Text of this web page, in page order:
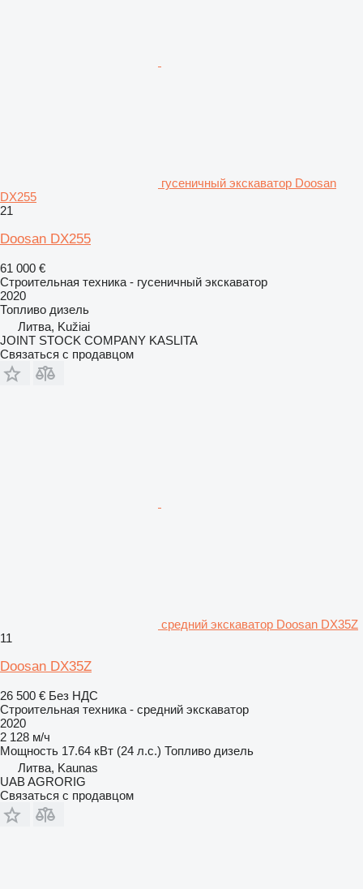
гусеничный экскаватор Doosan
DX255
21
Doosan DX255
61 000 €
Строительная техника - гусеничный экскаватор
2020
Топливо дизель
Литва, Kužiai
JOINT STOCK COMPANY KASLITA
Связаться с продавцом
средний экскаватор Doosan DX35Z
11
Doosan DX35Z
26 500 € Без НДС
Строительная техника - средний экскаватор
2020
2 128 м/ч
Мощность 17.64 кВт (24 л.с.) Топливо дизель
Литва, Kaunas
UAB AGRORIG
Связаться с продавцом